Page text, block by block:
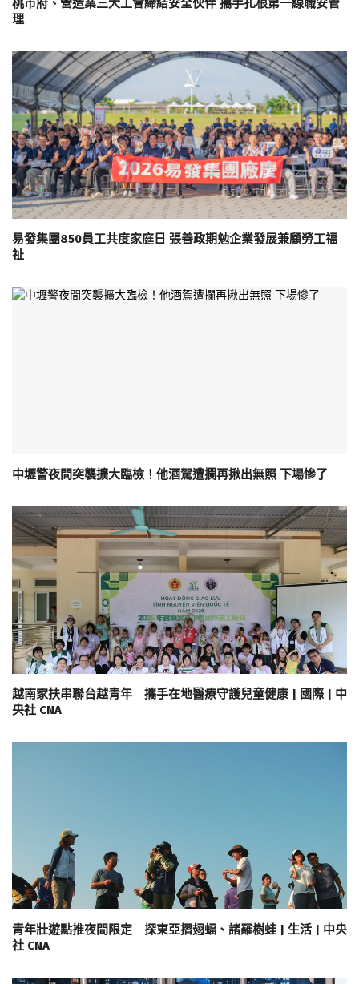
桃市府、營造業三大工會締結安全伙伴 攜手扎根第一線職安管
理
易發集團850員工共度家庭日 張善政期勉企業發展兼顧勞工福
祉
中壢警夜間突襲擴大臨檢！他酒駕遭攔再揪出無照 下場慘了
越南家扶串聯台越青年 攜手在地醫療守護兒童健康 | 國際 | 中
央社 CNA
青年壯遊點推夜間限定 探東亞摺翅蝠、諸羅樹蛙 | 生活 | 中央
社 CNA